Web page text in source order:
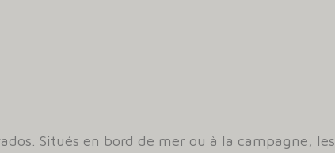
Situés en bord de mer ou à la campagne, les